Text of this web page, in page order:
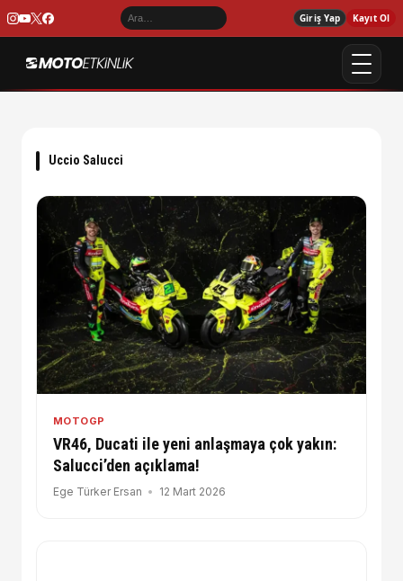
Giriş Yap Kayıt Ol
Uccio Salucci
MOTOGP
VR46, Ducati ile yeni anlaşmaya çok yakın:
Salucci’den açıklama!
Ege Türker Ersan 12 Mart 2026